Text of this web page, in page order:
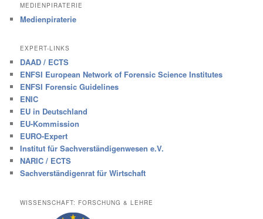
MEDIENPIRATERIE
Medienpiraterie
EXPERT-LINKS
DAAD / ECTS
ENFSI European Network of Forensic Science Institutes
ENFSI Forensic Guidelines
ENIC
EU in Deutschland
EU-Kommission
EURO-Expert
Institut für Sachverständigenwesen e.V.
NARIC / ECTS
Sachverständigenrat für Wirtschaft
WISSENSCHAFT: FORSCHUNG & LEHRE